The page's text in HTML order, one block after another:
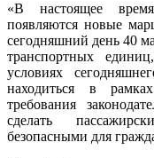
«В настоящее
появляются новые
сегодняшний день 40
транспортных
условиях
находиться в
требования
сделать
безопасными для